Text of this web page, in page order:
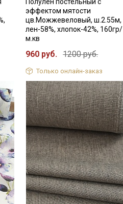
эффектом мятости
цв.Можжевеловый, ш.2.55м,
лен-58%, хлопок-42%, 160гр/
м.кв
960 руб. 1200 руб.
Только онлайн-заказ